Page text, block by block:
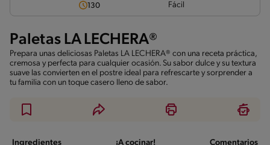
130 Fácil
Paletas LA LECHERA®
Prepara unas deliciosas Paletas LA LECHERA® con una receta práctica,
cremosa y perfecta para cualquier ocasión. Su sabor dulce y su textura
suave las convierten en el postre ideal para refrescarte y sorprender a
tu familia con un toque casero lleno de sabor.
Ingredientes ¡A cocinar! Comentarios